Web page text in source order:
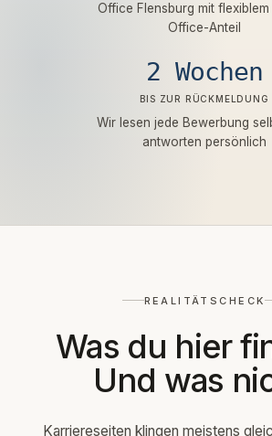
Office Flensburg mit flexiblem
Office-Anteil
2 Wochen
BIS ZUR RÜCKMELDUNG
Wir lesen jede Bewerbung
antworten persönlich
REALITÄTSCHECK
Was du hier
Und was
Karriereseiten klingen meistens